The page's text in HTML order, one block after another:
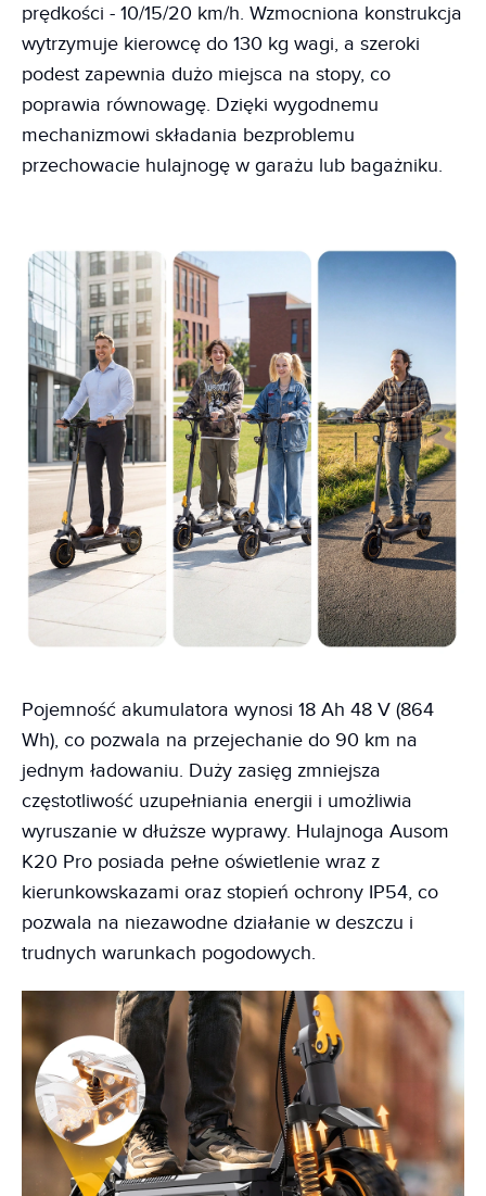
prędkości - 10/15/20 km/h. Wzmocniona konstrukcja
wytrzymuje kierowcę do 130 kg wagi, a szeroki
podest zapewnia dużo miejsca na stopy, co
poprawia równowagę. Dzięki wygodnemu
mechanizmowi składania bezproblemu
przechowacie hulajnogę w garażu lub bagażniku.
Pojemność akumulatora wynosi 18 Ah 48 V (864
Wh), co pozwala na przejechanie do 90 km na
jednym ładowaniu. Duży zasięg zmniejsza
częstotliwość uzupełniania energii i umożliwia
wyruszanie w dłuższe wyprawy. Hulajnoga Ausom
K20 Pro posiada pełne oświetlenie wraz z
kierunkowskazami oraz stopień ochrony IP54, co
pozwala na niezawodne działanie w deszczu i
trudnych warunkach pogodowych.